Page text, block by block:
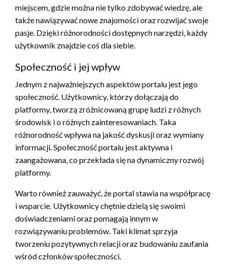
miejscem, gdzie można nie tylko zdobywać wiedzę, ale
także nawiązywać nowe znajomości oraz rozwijać swoje
pasje. Dzięki różnorodności dostępnych narzędzi, każdy
użytkownik znajdzie coś dla siebie.
Społeczność i jej wpływ
Jednym z najważniejszych aspektów portalu jest jego
społeczność. Użytkownicy, którzy dołączają do
platformy, tworzą zróżnicowaną grupę ludzi z różnych
środowisk i o różnych zainteresowaniach. Taka
różnorodność wpływa na jakość dyskusji oraz wymiany
informacji. Społeczność portalu jest aktywna i
zaangażowana, co przekłada się na dynamiczny rozwój
platformy.
Warto również zauważyć, że portal stawia na współpracę
i wsparcie. Użytkownicy chętnie dzielą się swoimi
doświadczeniami oraz pomagają innym w
rozwiązywaniu problemów. Taki klimat sprzyja
tworzeniu pozytywnych relacji oraz budowaniu zaufania
wśród członków społeczności.